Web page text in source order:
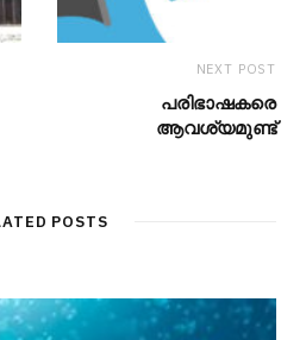
NEXT POST
പരിഭാഷകരെ
ആവശ്യമുണ്ട്
POSTS